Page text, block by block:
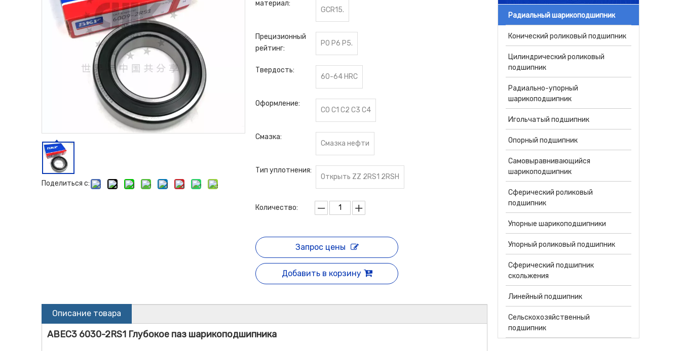
Поделиться с:
материал:
GCR15.
Прецизионный
рейтинг:
P0 P6 P5.
Твердость:
60-64 HRC
Оформление:
C0 C1 C2 C3 C4
Смазка:
Смазка нефти
Тип уплотнения:
Открыть ZZ 2RS1 2RSH
Количество:
Запрос цены
Добавить в корзину
Описание товара
ABEC3 6030-2RS1 Глубокое паз шарикоподшипника
Радиальный шарикоподшипник
Конический роликовый подшипник
Цилиндрический роликовый
подшипник
Радиально-упорный
шарикоподшипник
Игольчатый подшипник
Опорный подшипник
Самовыравнивающийся
шарикоподшипник
Сферический роликовый
подшипник
Упорные шарикоподшипники
Упорный роликовый подшипник
Сферический подшипник
скольжения
Линейный подшипник
Сельскохозяйственный
подшипник